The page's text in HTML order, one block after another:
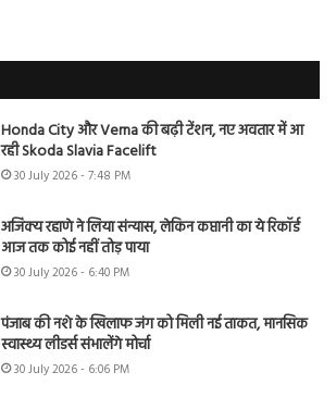
Honda City और Verna की बढ़ी टेंशन, नए अवतार में आ
रही Skoda Slavia Facelift
30 July 2026 - 7:48 PM
अजिंक्य रहाणे ने लिया संन्यास, लेकिन कप्तानी का ये रिकॉर्ड
आज तक कोई नहीं तोड़ पाया
30 July 2026 - 6:40 PM
पंजाब की नशे के खिलाफ जंग को मिली नई ताकत, मानसिक
स्वास्थ्य लीडर्स संभालेंगे मोर्चा
30 July 2026 - 6:06 PM